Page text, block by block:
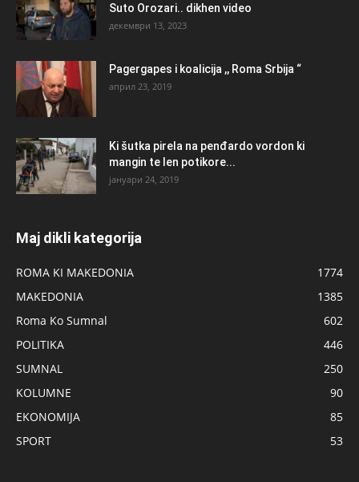
Suto Orozari.. dikhen video
декември 13, 2023
Pagergapes i koalicija ,, Roma Srbija “
април 23, 2019
Ki šutka pirela na penđardo vordon ki
mangin te len potikore...
јануари 24, 2019
Maj dikli kategorija
ROMA KI MAKEDONIA
1774
MAKEDONIA
1385
Roma Ko Sumnal
602
POLITIKA
446
SUMNAL
250
KOLUMNE
90
EKONOMIJA
85
SPORT
53